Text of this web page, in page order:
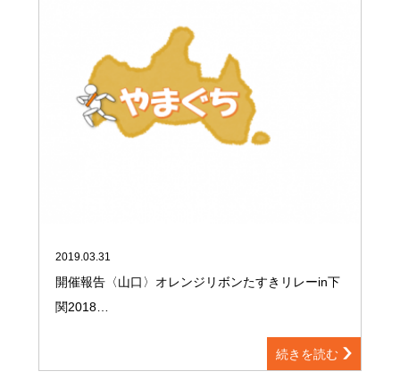
2019.03.31
開催報告〈山口〉オレンジリボンたすきリレーin下
関2018…
続きを読む